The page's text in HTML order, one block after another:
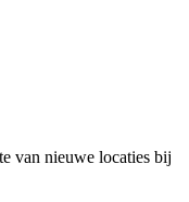
van nieuwe locaties bij